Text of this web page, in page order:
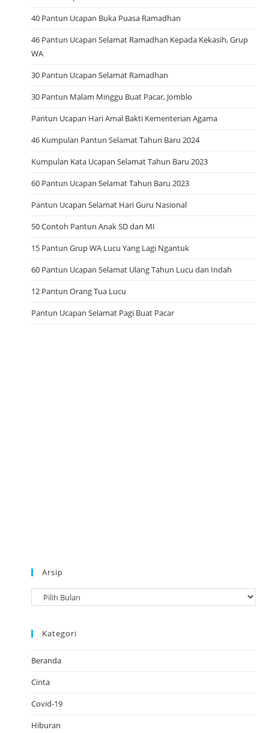
40 Pantun Ucapan Buka Puasa Ramadhan
46 Pantun Ucapan Selamat Ramadhan Kepada Kekasih, Grup
WA
30 Pantun Ucapan Selamat Ramadhan
30 Pantun Malam Minggu Buat Pacar, Jomblo
Pantun Ucapan Hari Amal Bakti Kementerian Agama
46 Kumpulan Pantun Selamat Tahun Baru 2024
Kumpulan Kata Ucapan Selamat Tahun Baru 2023
60 Pantun Ucapan Selamat Tahun Baru 2023
Pantun Ucapan Selamat Hari Guru Nasional
50 Contoh Pantun Anak SD dan MI
15 Pantun Grup WA Lucu Yang Lagi Ngantuk
60 Pantun Ucapan Selamat Ulang Tahun Lucu dan Indah
12 Pantun Orang Tua Lucu
Pantun Ucapan Selamat Pagi Buat Pacar
Arsip
r
i
Kategori
Beranda
Cinta
Covid-19
Hiburan